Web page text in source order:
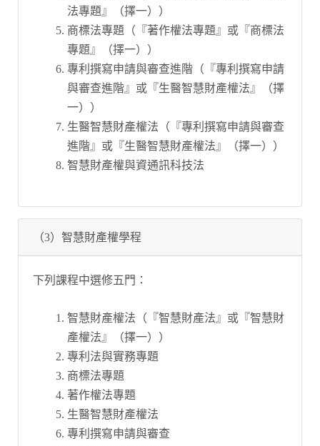
法專題』（擇一））
商標法專題（『著作權法專題』或『商標法
專題』（擇一））
專利撰寫申請與審查進階（『專利撰寫申請
與審查進階』或『生醫智慧財產權法』（擇
一））
生醫智慧財產權法（『專利撰寫申請與審查
進階』或『生醫智慧財產權法』（擇一））
智慧財產權與資通訊科技法
（3）智慧財產權學程
下列課程中選修五門：
智慧財產權法（『智慧財產法』或『智慧財
產權法』（擇一））
專利法與實務專題
商標法專題
著作權法專題
生醫智慧財產權法
專利撰寫申請與審查